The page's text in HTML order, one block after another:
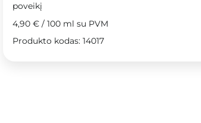
poveikį
4,90 € / 100 ml su PVM
Produkto kodas: 14017